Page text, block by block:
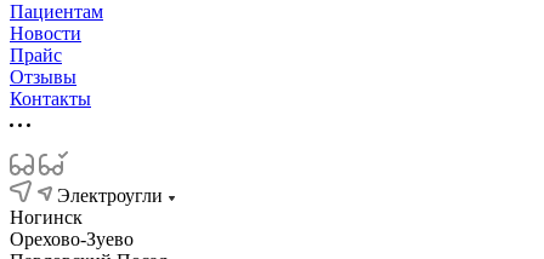
Пациентам
Новости
Прайс
Отзывы
Контакты
Электроугли
Ногинск
Орехово-Зуево